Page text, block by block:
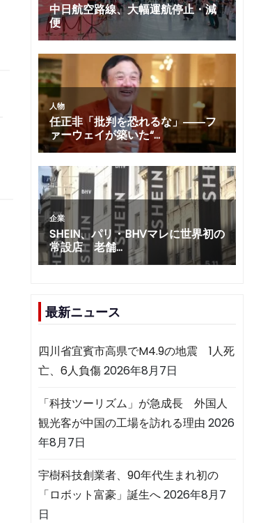
最新ニュース
四川省宜賓市高県でM4.9の地震 1人死
亡、6人負傷2026年8月7日
「科技ツーリズム」が急成長 外国人
観光客が中国の工場を訪れる理由 2026
年8月7日
宇樹科技創業者、90年代生まれ初の
「ロボット富豪」誕生へ2026年8月7
日